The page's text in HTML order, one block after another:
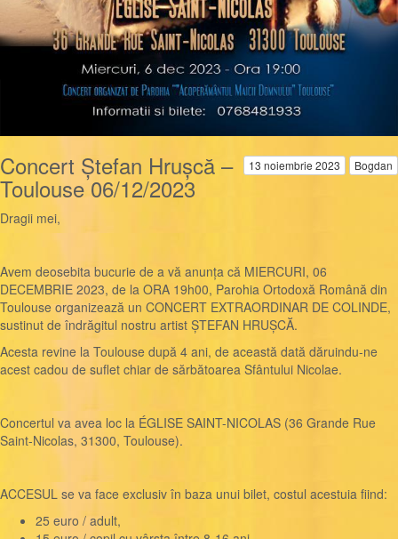
13 noiembrie 2023 Bogdan
Concert Ștefan Hrușcă –
Toulouse 06/12/2023
Dragii mei,
Avem deosebita bucurie de a vă anunța că MIERCURI, 06
DECEMBRIE 2023, de la ORA 19h00, Parohia Ortodoxă Română din
Toulouse organizează un CONCERT EXTRAORDINAR DE COLINDE,
sustinut de îndrăgitul nostru artist ȘTEFAN HRUȘCĂ.
Acesta revine la Toulouse după 4 ani, de această dată dăruindu-ne
acest cadou de suflet chiar de sărbătoarea Sfântului Nicolae.
Concertul va avea loc la ÉGLISE SAINT-NICOLAS (36 Grande Rue
Saint-Nicolas, 31300, Toulouse).
ACCESUL se va face exclusiv în baza unui bilet, costul acestuia fiind:
25 euro / adult,